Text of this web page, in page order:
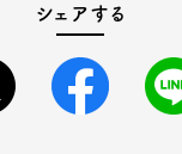
シェアする